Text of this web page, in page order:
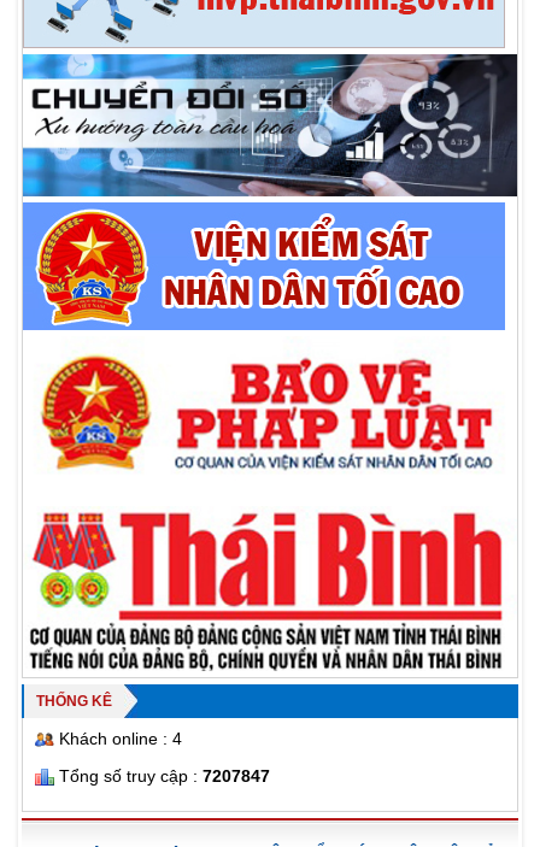
THỐNG KÊ
Khách online : 4
Tổng số truy cập : 7207847